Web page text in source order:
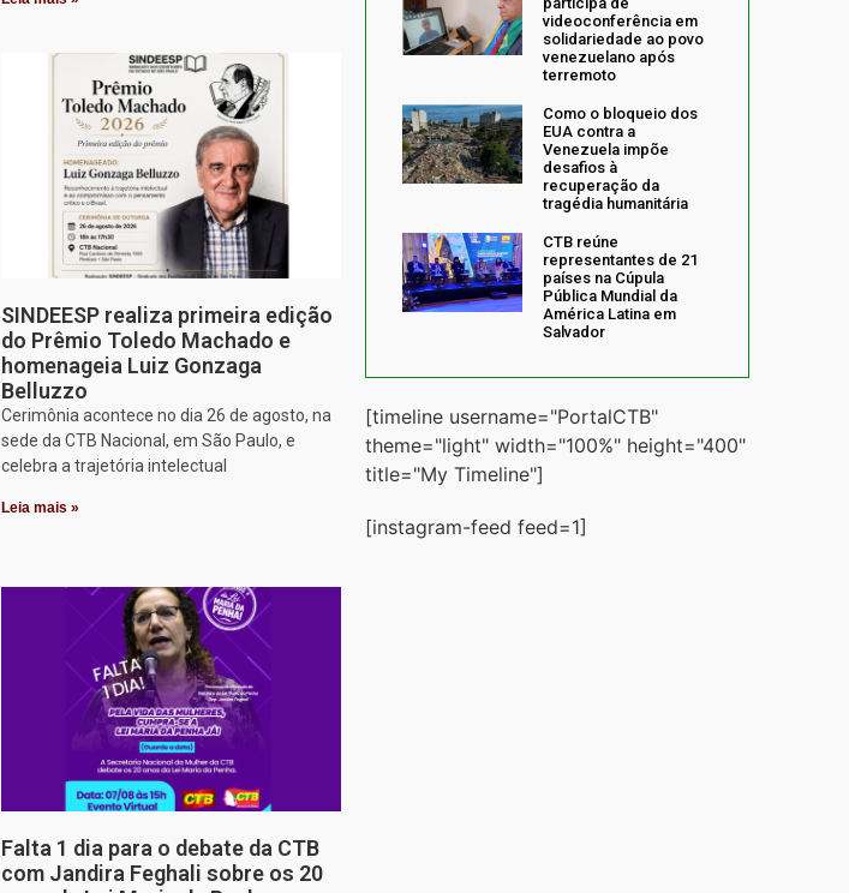
SINDEESP realiza primeira edição
do Prêmio Toledo Machado e
homenageia Luiz Gonzaga
Belluzzo
Cerimônia acontece no dia 26 de agosto, na
sede da CTB Nacional, em São Paulo, e
celebra a trajetória intelectual
Leia mais »
Falta 1 dia para o debate da CTB
com Jandira Feghali sobre os 20
videoconferência em
solidariedade ao povo
venezuelano após
terremoto
Como o bloqueio dos
EUA contra a
Venezuela impõe
desafios à
recuperação da
tragédia humanitária
CTB reúne
representantes de 21
países na Cúpula
Pública Mundial da
América Latina em
Salvador
[timeline username="PortalCTB"
theme="light" width="100%" height="400"
title="My Timeline"]
[instagram-feed feed=1]